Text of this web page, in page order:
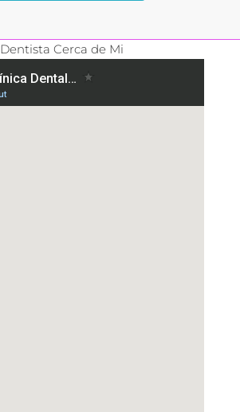
Dentista Cerca de Mi